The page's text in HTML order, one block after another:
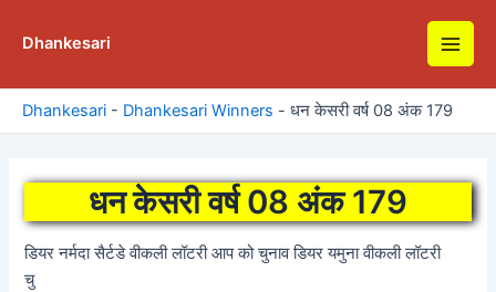
Dhankesari
Main
Dhankesari - Dhankesari Winners - धन केसरी वर्ष 08 अंक 179
धन केसरी वर्ष 08 अंक 179
डियर नर्मदा सैर्टडे वीकली लॉटरी आप को चुनाव डियर यमुना वीकली लॉटरी
चु